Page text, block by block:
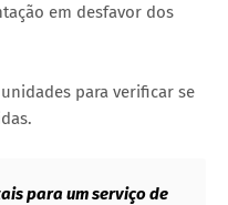
em desfavor dos
para verificar se
para um serviço de